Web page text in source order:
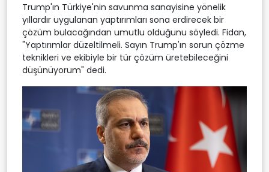
Trump'ın Türkiye'nin savunma sanayisine yönelik
yıllardır uygulanan yaptırımları sona erdirecek bir
çözüm bulacağından umutlu olduğunu söyledi. Fidan,
"Yaptırımlar düzeltilmeli. Sayın Trump'ın sorun çözme
teknikleri ve ekibiyle bir tür çözüm üretebileceğini
düşünüyorum" dedi.